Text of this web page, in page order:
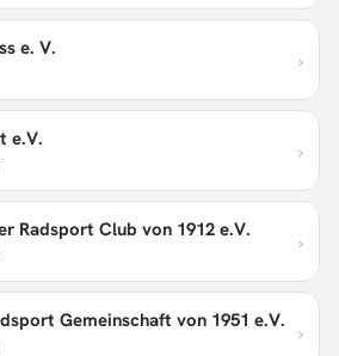
e. V. ›
e.V. ›
Radsport Club von 1912 e.V. ›
Gemeinschaft von 1951 e.V. ›